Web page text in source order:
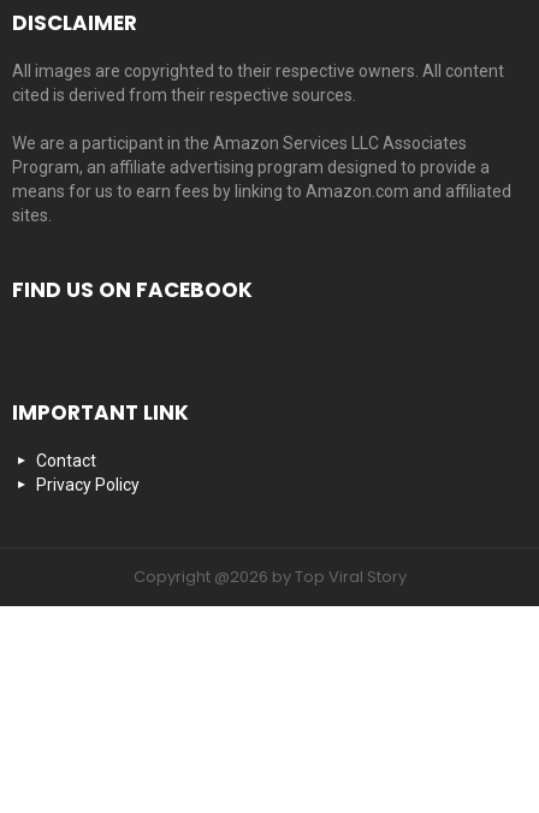
DISCLAIMER
All images are copyrighted to their respective owners. All content
cited is derived from their respective sources.
We are a participant in the Amazon Services LLC Associates
Program, an affiliate advertising program designed to provide a
means for us to earn fees by linking to Amazon.com and affiliated
sites.
FIND US ON FACEBOOK
IMPORTANT LINK
Contact
Privacy Policy
Copyright @2026 by Top Viral Story